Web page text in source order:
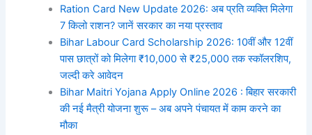
Ration Card New Update 2026: अब प्रति व्यक्ति मिलेगा
7 किलो राशन? जानें सरकार का नया प्रस्ताव
Bihar Labour Card Scholarship 2026: 10वीं और 12वीं
पास छात्रों को मिलेगा ₹10,000 से ₹25,000 तक स्कॉलरशिप,
जल्दी करे आवेदन
Bihar Maitri Yojana Apply Online 2026 : बिहार सरकारी
की नई मैत्री योजना शुरू – अब अपने पंचायत में काम करने का
मौका